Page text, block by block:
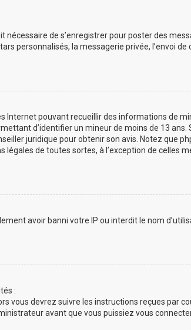
de s’enregistrer pour poster des
personnalisés, la messagerie privée, l’envoi
Internet pouvant recueillir des informations de
d’identifier un mineur de moins de 13 ans.
juridique pour obtenir son avis. Notez que
de toutes sortes, à l’exception de celles
avoir banni votre IP ou interdit le nom
:
vous devrez suivre les instructions reçues par
avant que vous puissiez vous